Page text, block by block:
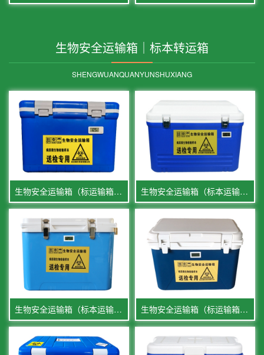
生物安全运输箱｜标本转运箱
SHENGWUANQUANYUNSHUXIANG
生物安全运输箱（标运输箱本）18L 生物安全运输箱（标本运输箱）65L
生物安全运输箱（标本运输箱）20L 生物安全运输箱（标运输箱本）13 L